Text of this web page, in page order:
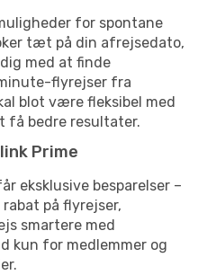
for spontane
tæt på din afrejsedato,
med at finde
flyrejser fra
blot være fleksibel med
få bedre resultater.
Prime
eksklusive besparelser –
på flyrejser,
smartere med
kun for medlemmer og